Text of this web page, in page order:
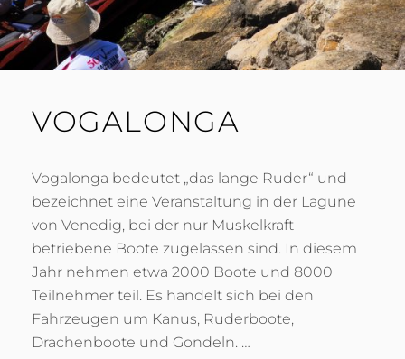
VOGALONGA
Vogalonga bedeutet „das lange Ruder“ und
bezeichnet eine Veranstaltung in der Lagune
von Venedig, bei der nur Muskelkraft
betriebene Boote zugelassen sind. In diesem
Jahr nehmen etwa 2000 Boote und 8000
Teilnehmer teil. Es handelt sich bei den
Fahrzeugen um Kanus, Ruderboote,
Drachenboote und Gondeln. …